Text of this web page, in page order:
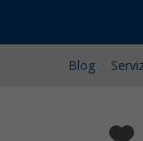
Blog